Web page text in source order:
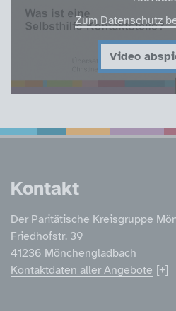
Zum Datenschutz
Video
Service
Kontakt
Der Paritätische Kreisgruppe
Friedhofstr. 39
41236 Mönchengladbach
Kontaktdaten aller Angebote